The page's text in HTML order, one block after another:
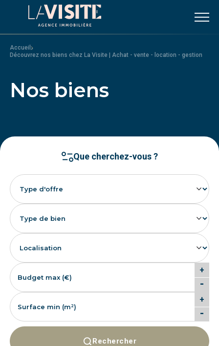
Accueil -
Découvrez nos biens chez La Visite | Achat - vente - location - gestion
Nos biens
Que cherchez-vous ?
-
+
-
+
Rechercher